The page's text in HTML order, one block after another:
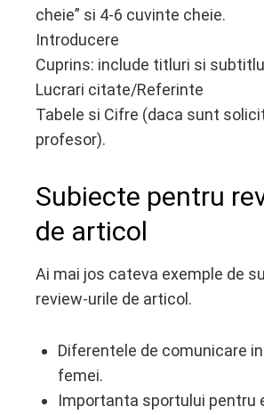
cheie” si 4-6 cuvinte cheie.
Introducere
Cuprins: include titluri si
Lucrari citate/Referinte
Tabele si Cifre (daca sunt
profesor).
Subiecte pentru
de articol
Ai mai jos cateva exemple de
review-urile de articol.
Diferentele de comunicare
femei.
Importanta sportului pentru